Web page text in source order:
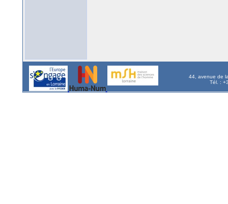
44, avenue de
Tél. :